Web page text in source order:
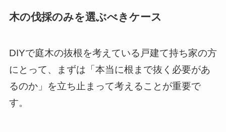
木の伐採のみを選ぶべきケース
DIYで庭木の抜根を考えている戸建て持ち家の方
にとって、まずは「本当に根まで抜く必要があ
るのか」を立ち止まって考えることが重要で
す。